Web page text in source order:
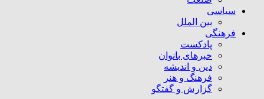
سیاسی
بین الملل
فرهنگی
پادکست
خبرهای بانوان
دین و اندیشه
فرهنگ و هنر
گزارش و گفتگو